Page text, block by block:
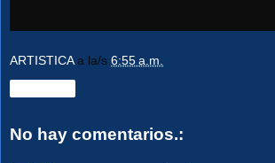
ARTISTICA a la/s 6:55 a.m.
No hay comentarios.: